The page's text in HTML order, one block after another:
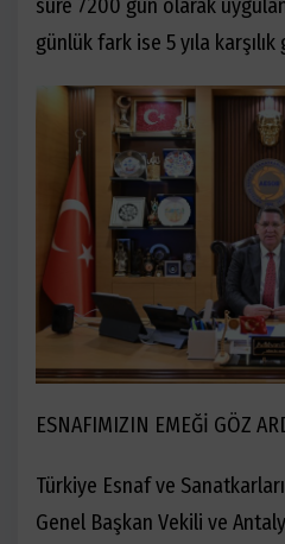
süre 7200 gün olarak
günlük fark ise 5 yıla karşılık
ESNAFIMIZIN EMEĞİ GÖZ
Türkiye Esnaf ve
Genel Başkan Vekili ve